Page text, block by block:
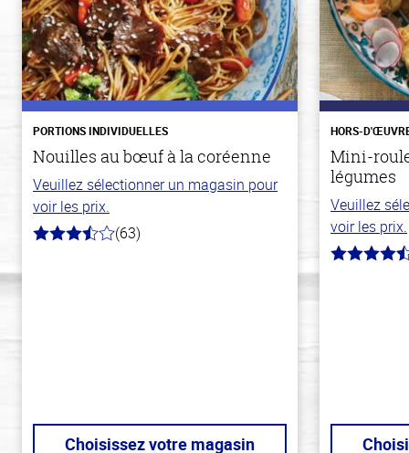
PORTIONS INDIVIDUELLES
Nouilles au bœuf à la coréenne
Veuillez sélectionner un magasin pour
voir les prix.
3.7
(63)
Choisissez votre magasin
HORS-
Mini-
légumes
Veuillez
voir les prix.
4.8